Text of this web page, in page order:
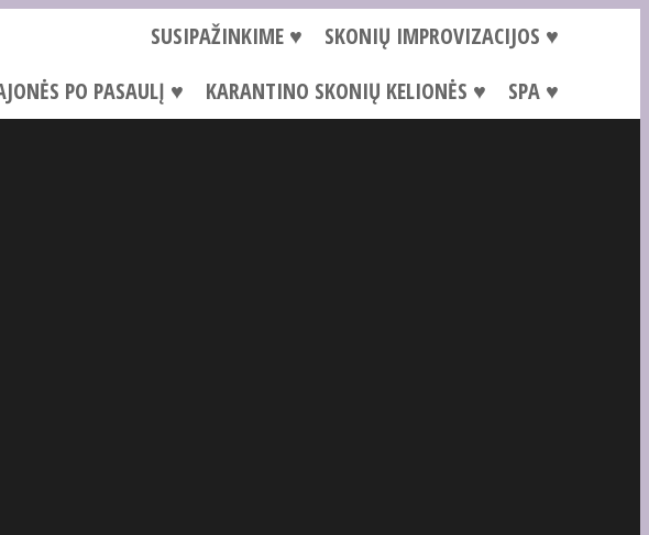
SUSIPAŽINKIME ♥
SKONIŲ IMPROVIZACIJOS ♥
PO PASAULĮ ♥
KARANTINO SKONIŲ KELIONĖS ♥ SPA ♥